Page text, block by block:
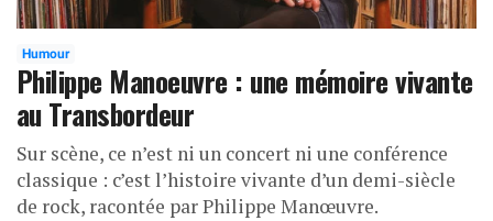
Humour
Philippe Manoeuvre : une mémoire vivante
au Transbordeur
Sur scène, ce n’est ni un concert ni une conférence
classique : c’est l’histoire vivante d’un demi-siècle
de rock, racontée par Philippe Manœuvre.